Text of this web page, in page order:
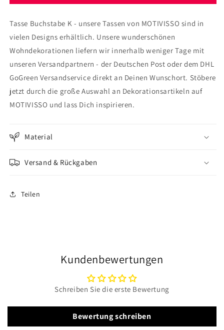
Tasse
K
Tasse
K
Tasse Buchstabe K - unsere Tassen von MOTIVISSO sind in
vielen Designs erhältlich. Unsere wunderschönen
Wohndekorationen liefern wir innerhalb weniger Tage mit
unseren Versandpartnern - der Deutschen Post oder dem DHL
GoGreen Versandservice direkt an Deinen Wunschort. Stöbere
jetzt durch die große Auswahl an Dekorationsartikeln auf
MOTIVISSO und lass Dich inspirieren.
Material
Versand & Rückgaben
Teilen
Kundenbewertungen
Schreiben Sie die erste Bewertung
Bewertung schreiben